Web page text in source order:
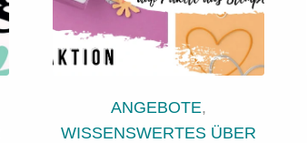
ANGEBOTE,
WISSENSWERTES ÜBER